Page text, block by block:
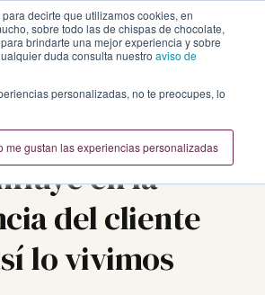
decirte que utilizamos cookies, en
sobre todo las de chispas de chocolate,
brindarte una mejor experiencia y sobre
duda consulta nuestro aviso de
personalizadas, no te preocupes, lo
me gustan las experiencias personalizadas
HubSpot Inteligencia Artificial
en la
del cliente
lo vivimos